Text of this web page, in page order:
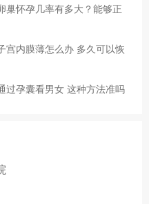
巢怀孕几率有多大？能够正
宫内膜薄怎么办 多久可以恢
过孕囊看男女 这种方法准吗